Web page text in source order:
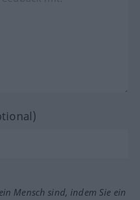
Mensch sind, indem Sie ein